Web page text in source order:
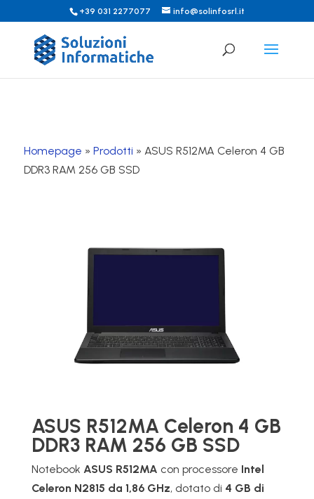
+39 031 2277077 info@solinfosrl.it
Homepage » Prodotti » ASUS R512MA Celeron 4 GB
DDR3 RAM 256 GB SSD
ASUS R512MA Celeron 4 GB
DDR3 RAM 256 GB SSD
Notebook ASUS R512MA con processore Intel
Celeron N2815 da 1,86 GHz, dotato di 4 GB di